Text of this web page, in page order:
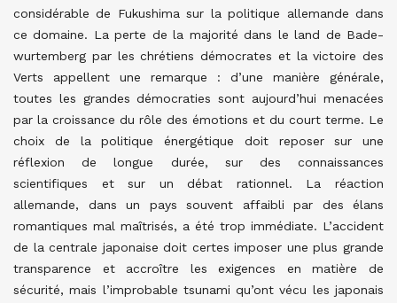
considérable de Fukushima sur la politique allemande dans
ce domaine. La perte de la majorité dans le land de Bade-
wurtemberg par les chrétiens démocrates et la victoire des
Verts appellent une remarque : d’une manière générale,
toutes les grandes démocraties sont aujourd’hui menacées
par la croissance du rôle des émotions et du court terme. Le
choix de la politique énergétique doit reposer sur une
réflexion de longue durée, sur des connaissances
scientifiques et sur un débat rationnel. La réaction
allemande, dans un pays souvent affaibli par des élans
romantiques mal maîtrisés, a été trop immédiate. L’accident
de la centrale japonaise doit certes imposer une plus grande
transparence et accroître les exigences en matière de
sécurité, mais l’improbable tsunami qu’ont vécu les japonais